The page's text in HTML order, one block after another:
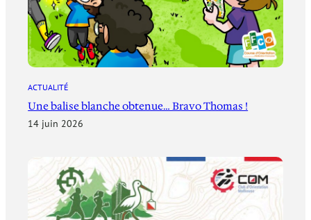
ACTUALITÉ
Une balise blanche obtenue… Bravo Thomas !
14 juin 2026